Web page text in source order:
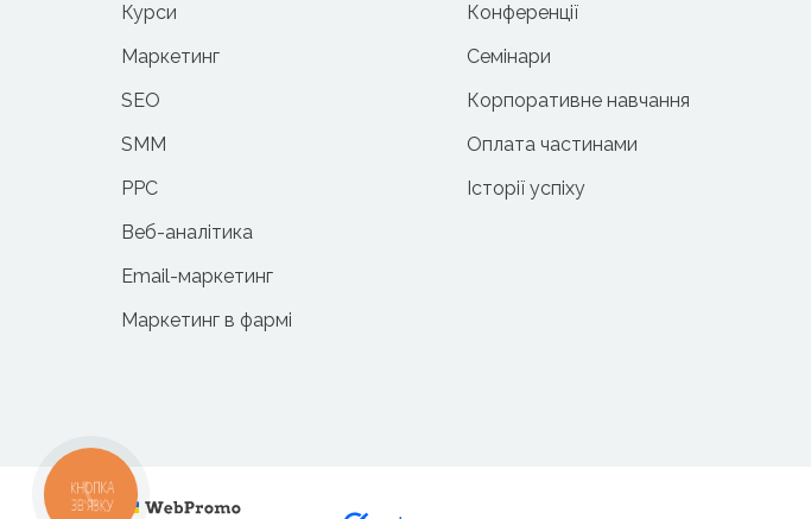
Курси
Маркетинг
SEO
SMM
PPC
Веб-аналітика
Email-маркетинг
Маркетинг в фармі
Конференції
Семінари
Корпоративне навчання
Оплата частинами
Історії успіху
КНОПКА
ЗВ'ЯЗКУ